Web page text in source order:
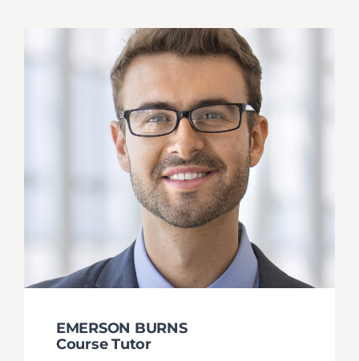
EMERSON BURNS
Course Tutor